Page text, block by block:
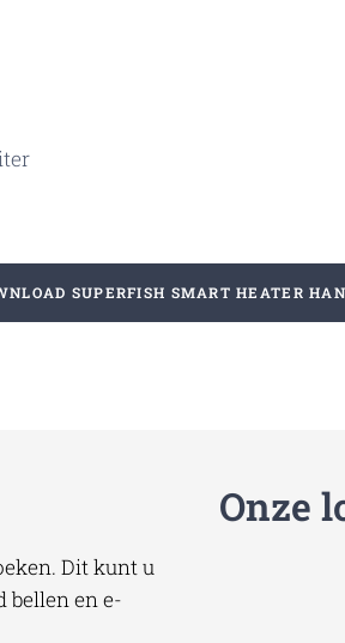
SUPERFISH SMART HEATER
Dit kunt u
bellen en e-
Onze